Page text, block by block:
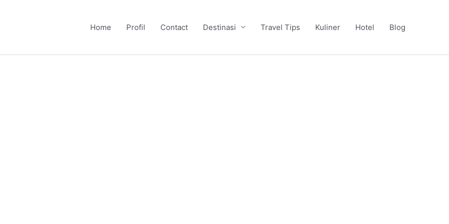
Home Profil Contact Destinasi Travel Tips Kuliner Hotel Blog